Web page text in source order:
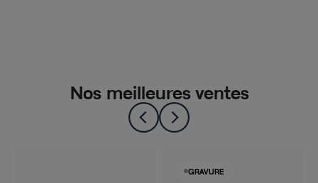
Nos meilleures ventes
GRAVURE